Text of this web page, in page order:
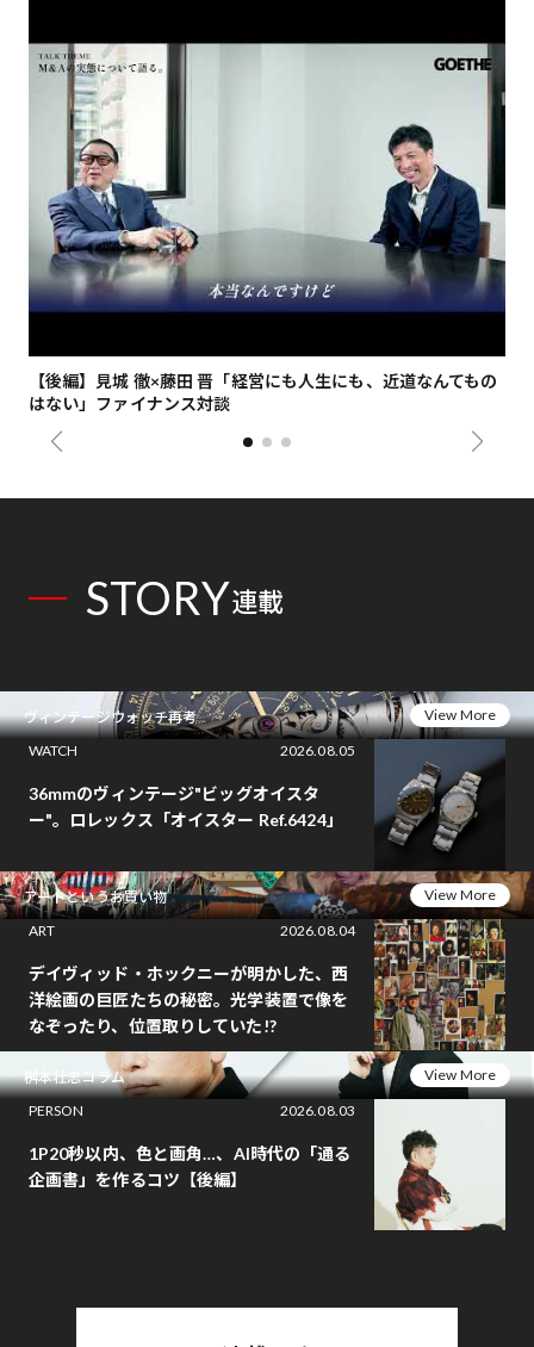
【後編】見城 徹×藤田 晋「経営にも人生にも、近道なんてもの
はない」ファイナンス対談
STORY連載
ヴィンテージウォッチ再考
View More
WATCH
2026.08.05
36mmのヴィンテージ"ビッグオイスタ
ー"。ロレックス「オイスター Ref.6424」
アートというお買い物
View More
ART
2026.08.04
デイヴィッド・ホックニーが明かした、西
洋絵画の巨匠たちの秘密。光学装置で像を
なぞったり、位置取りしていた!?
桝本壮志コラム
View More
PERSON
2026.08.03
1P20秒以内、色と画角…、AI時代の「通る
企画書」を作るコツ【後編】